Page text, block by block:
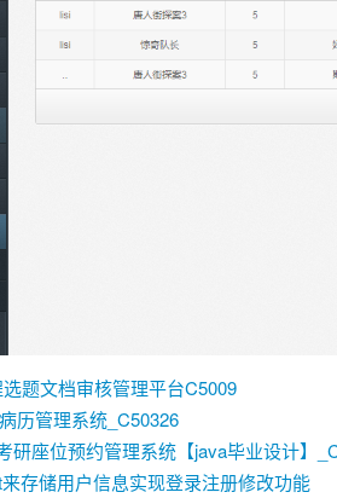
题文档审核管理平台C5009
历管理系统_C50326
研座位预约管理系统【java毕业设计】
存储用户信息实现登录注册修改功能